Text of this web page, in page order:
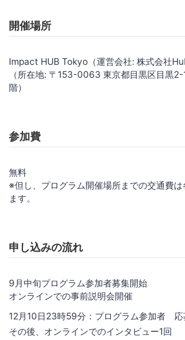
開催場所
Impact HUB Tokyo（運営会社: 株式会社
（所在地: 〒153-0063 東京都目黒区目黒2-
階）
参加費
無料
※但し、プログラム開催場所までの交通費は
ます。
申し込みの流れ
9月中旬プログラム参加者募集開始
オンラインでの事前説明会開催
12月10日23時59分：プログラム参加者 応
その後、オンラインでのインタビュー1回